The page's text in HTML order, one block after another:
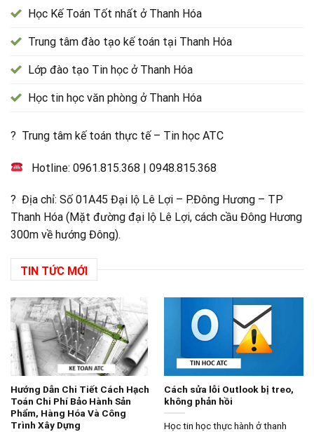
Học Kế Toán Tốt nhất ở Thanh Hóa
Trung tâm đào tạo kế toán tại Thanh Hóa
Lớp đào tạo Tin học ở Thanh Hóa
Học tin học văn phòng ở Thanh Hóa
? Trung tâm kế toán thực tế – Tin học ATC
Hotline:0961.815.368 |0948.815.368
? Địa chỉ: Số 01A45 Đại lộ Lê Lợi – P.Đông Hương – TP
Thanh Hóa (Mặt đường đại lộ Lê Lợi, cách cầu Đông Hương
300m về hướng Đông).
TIN TỨC MỚI
Hướng Dẫn Chi Tiết Cách Hạch
Toán Chi Phí Bảo Hành Sản
Phẩm, Hàng Hóa Và Công
Trình Xây Dựng
Cách sửa lỗi Outlook bị treo,
không phản hồi
Học tin học thực hành ở thanh